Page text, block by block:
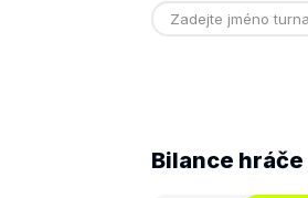
Bilance hráče